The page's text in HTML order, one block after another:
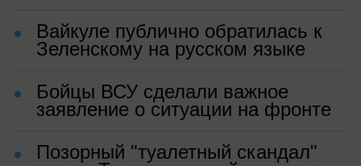
Вайкуле публично обратилась к
Зеленскому на русском языке
Бойцы ВСУ сделали важное
заявление о ситуации на фронте
Позорный "туалетный скандал"